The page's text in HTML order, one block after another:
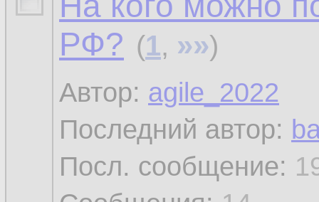
РФ? (1, »»)
Автор: agile_2022
Последний автор:
Посл. сообщение: